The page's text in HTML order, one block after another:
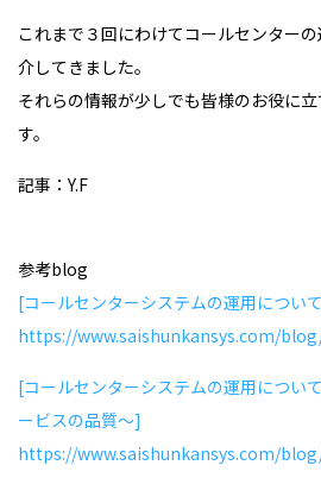
これまで３回にわけてコールセンター
介してきました。
それらの情報が少しでも皆様のお役に
す。
記事：Y.F
参考blog
[コールセンターシステムの運用につ
https://www.saishunkansys.com/
[コールセンターシステムの運用につ
ービスの品質～]
https://www.saishunkansys.com/